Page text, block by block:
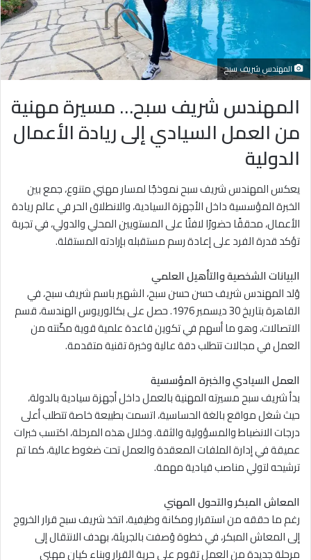
المهندس شريف سبح
المهندس شريف سبح… مسيرة مهنية
من العمل السيادي إلى ريادة الأعمال
الدولية
يعكس المهندس شريف سبح نموذجًا لمسار مهني متنوع، جمع بين
الخبرة المؤسسية داخل الأجهزة السيادية، والانطلاق الحر في عالم ريادة
الأعمال، محققًا حضورًا لافتًا على المستويين المحلي والدولي، في تجربة
تؤكد قدرة الفرد على إعادة رسم مستقبله بإرادته المستقلة.
البيانات الشخصية والتأهيل العلمي
وُلد المهندس شريف حسن حسن سبح، الشهير باسم شريف سبح، في
القاهرة بتاريخ 30 ديسمبر 1976. حصل على بكالوريوس الهندسة، قسم
الاتصالات، وهو ما أسهم في تكوين قاعدة علمية قوية مكّنته من
العمل في مجالات تتطلب دقة عالية وخبرة تقنية متقدمة.
العمل السيادي والخبرة المؤسسية
بدأ شريف سبح مسيرته المهنية بالعمل داخل أجهزة سيادية بالدولة،
حيث شغل مواقع بالغة الحساسية، اتسمت بطبيعة خاصة تتطلب أعلى
درجات الانضباط والمسؤولية والثقة. وخلال هذه المرحلة، اكتسب خبرات
عميقة في إدارة الملفات المعقدة والعمل تحت ضغوط عالية، كما تم
ترشيحه لتولي مناصب قيادية مهمة.
المعاش المبكر والتحول المهني
رغم ما حققه من استقرار ومكانة وظيفية، اتخذ شريف سبح قرار الخروج
إلى المعاش المبكر، في خطوة وُصفت بالجريئة، بهدف الانتقال إلى
مرحلة جديدة من العمل تقوم على حرية القرار وبناء كيان مهني